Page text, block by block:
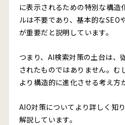
に表示されるための特別な構造
ルは不要であり、基本的なSEO
が重要だと説明しています。
つまり、AI検索対策の土台は、
されたものではありません。む
より構造的に進化させる考え方
AIO対策についてより詳しく知
解説しています。